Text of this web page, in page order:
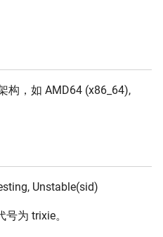
构，如 AMD64 (x86_64),
Unstable(sid)
为 trixie。